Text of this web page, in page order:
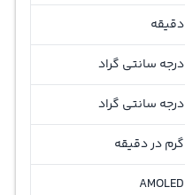
دقیقه
درجه سانتی گراد
درجه سانتی گراد
گرم در دقيقه
AMOLED